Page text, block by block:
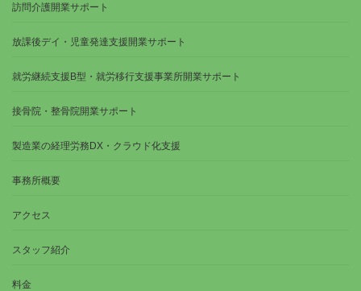
訪問介護開業サポート
放課後デイ・児童発達支援開業サポート
就労継続支援B型・就労移行支援事業所開業サポート
接骨院・整骨院開業サポート
製造業の経理労務DX・クラウド化支援
事務所概要
アクセス
スタッフ紹介
料金